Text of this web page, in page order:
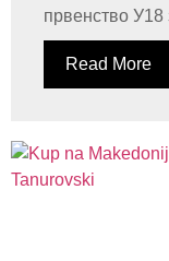
првенство У18
Read More